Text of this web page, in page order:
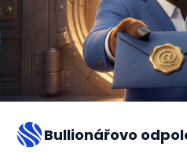
Bullionářovo